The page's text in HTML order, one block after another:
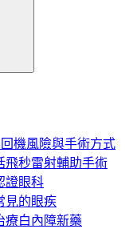
機風險與手術方式
飛秒雷射輔助手術
證眼科
見的眼疾
療白內障新藥